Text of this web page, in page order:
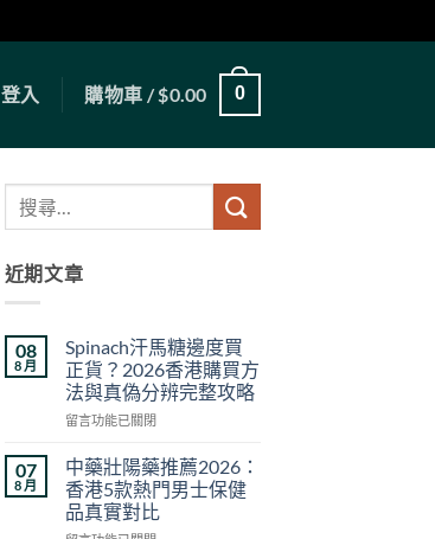
登入 購物車 /$0.00 0
近期文章
08
8 月
Spinach汗馬糖邊度買
正貨？2026香港購買方
法與真偽分辨完整攻略
在
汗
馬
糖
邊
留言功能已關閉
07
8 月
中藥壯陽藥推薦2026：
香港5款熱門男士保健
品真實對比